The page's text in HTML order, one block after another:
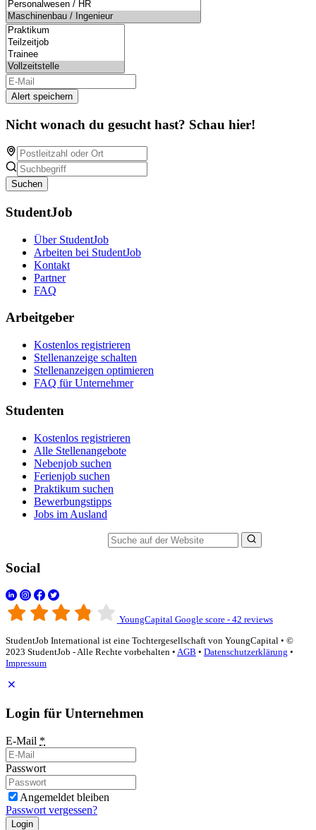
Alert speichern
Nicht wonach du gesucht hast? Schau hier!
Suchen
StudentJob
Über StudentJob
Arbeiten bei StudentJob
Kontakt
Partner
FAQ
Arbeitgeber
Kostenlos registrieren
Stellenanzeige schalten
Stellenanzeigen optimieren
FAQ für Unternehmer
Studenten
Kostenlos registrieren
Alle Stellenangebote
Nebenjob suchen
Ferienjob suchen
Praktikum suchen
Bewerbungstipps
Jobs im Ausland
Social
YoungCapital Google score - 42 reviews
StudentJob International ist eine Tochtergesellschaft von YoungCapital • ©
2023 StudentJob - Alle Rechte vorbehalten • AGB • Datenschutzerklärung •
Impressum
Login für Unternehmen
E-Mail *
Passwort
Angemeldet bleiben
Passwort vergessen?
Login